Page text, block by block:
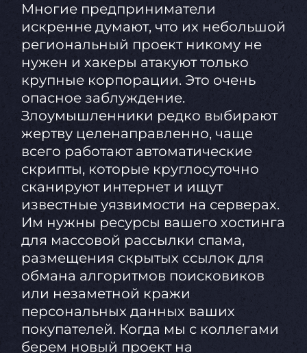
Многие предприниматели
искренне думают, что их небольшой
региональный проект никому не
нужен и хакеры атакуют только
крупные корпорации. Это очень
опасное заблуждение.
Злоумышленники редко выбирают
жертву целенаправленно, чаще
всего работают автоматические
скрипты, которые круглосуточно
сканируют интернет и ищут
известные уязвимости на серверах.
Им нужны ресурсы вашего хостинга
для массовой рассылки спама,
размещения скрытых ссылок для
обмана алгоритмов поисковиков
или незаметной кражи
персональных данных ваших
покупателей. Когда мы с коллегами
берем новый проект на